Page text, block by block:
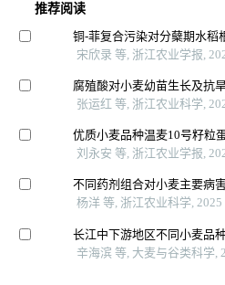
推荐阅读
铜-菲复合污染对分蘖期水稻
宋欣录 等, 浙江农业学报,
腐殖酸对小麦幼苗生长及抗
张运红 等, 浙江农业科学,
优质小麦品种温麦10号籽粒
刘永安 等, 浙江农业学报,
不同药剂组合对小麦主要病
杨洋 等, 浙江农业科学, 2025
长江中下游地区不同小麦品
辛海滨 等, 大麦与谷类科学,